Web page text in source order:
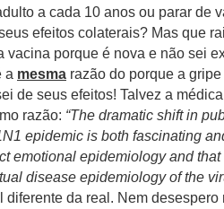
a cada 10 anos ou parar de
efeitos colaterais? Mas que
vacina porque é nova e não sei
a mesma razão do porque a
de seus efeitos! Talvez a
razão: “The dramatic shift in
epidemic is both fascinating
emotional epidemiology and
disease epidemiology of the
da real. Nem desespero